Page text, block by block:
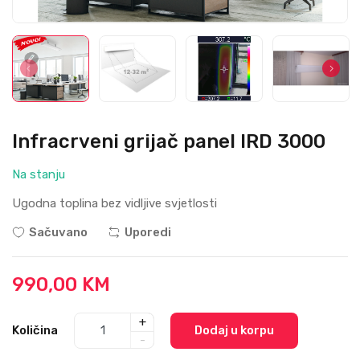
Infracrveni grijač panel IRD 3000
Na stanju
Ugodna toplina bez vidljive svjetlosti
Sačuvano
Uporedi
990,00 KM
Količina
+
-
Dodaj u korpu